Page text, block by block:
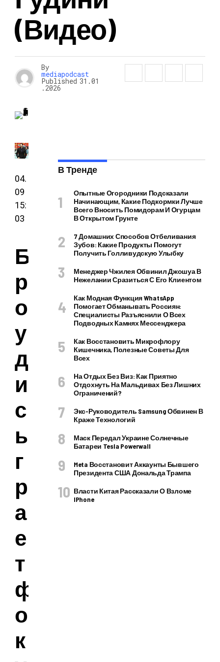
(видео)
By
mediapodcast
Published 31.01
.2026
04.
09
15:
03
Б
р
о
у
д
и
с
ы
г
р
а
е
т
ф
о
к
В Тренде
Опытные Огородники Подсказали
Начинающим, Какие Подкормки Лучше
Всего Вносить Помидорам И Огурцам
В Открытом Грунте
7 Домашних Способов Отбеливания
Зубов: Какие Продукты Помогут
Получить Голливудскую Улыбку
Менеджер Чжилея Обвинил Джошуа В
Нежелании Сразиться С Его Клиентом
Как Модная Функция WhatsApp
Помогает Обманывать Россиян:
Специалисты Разъяснили О Всех
Подводных Камнях Мессенджера
Как Восстановить Микрофлору
Кишечника, Полезные Советы Для
Всех
На Отдых Без Виз: Как Приятно
Отдохнуть На Мальдивах Без Лишних
Ограничений?
Экс-Руководитель Samsung Обвинен В
Краже Технологий
Маск Передал Украине Солнечные
Батареи Tesla Powerwall
Meta Восстановит Аккаунты Бывшего
Президента США Дональда Трампа
Власти Китая Рассказали О Взломе
IPhone